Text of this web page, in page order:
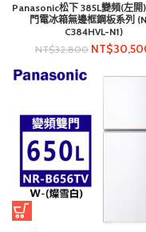
Panasonic松下 385L變頻(左開
門電冰箱無邊框鋼板系列
C384HVL-N1)
NT$32,800 NT$